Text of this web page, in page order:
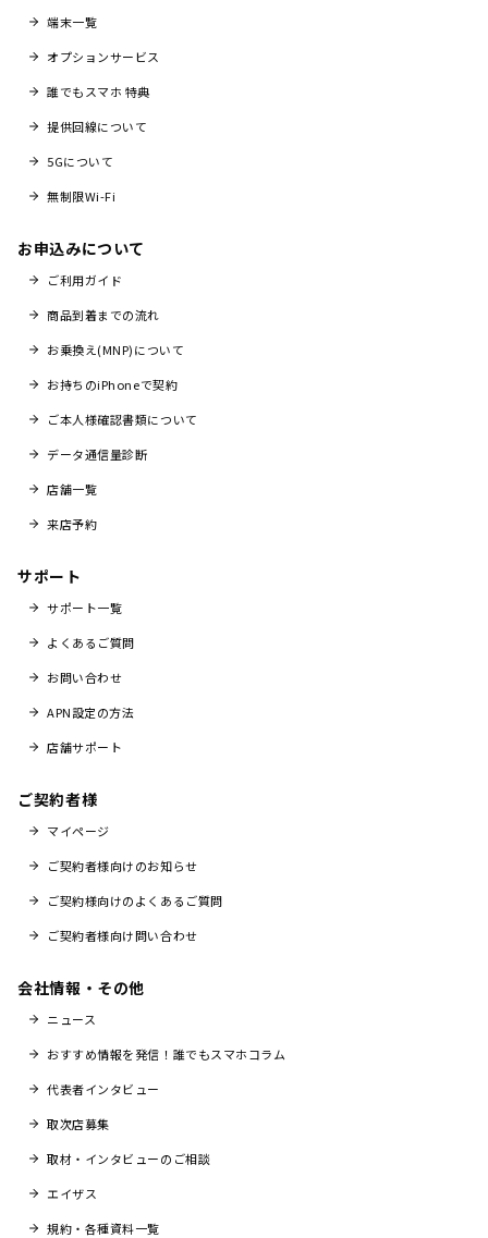
端末一覧
オプションサービス
誰でもスマホ 特典
提供回線について
5Gについて
無制限Wi-Fi
お申込みについて
ご利用ガイド
商品到着までの流れ
お乗換え(MNP)について
お持ちのiPhoneで契約
ご本人様確認書類について
データ通信量診断
店舗一覧
来店予約
サポート
サポート一覧
よくあるご質問
お問い合わせ
APN設定の方法
店舗サポート
ご契約者様
マイページ
ご契約者様向けのお知らせ
ご契約様向けのよくあるご質問
ご契約者様向け問い合わせ
会社情報・その他
ニュース
おすすめ情報を発信！誰でもスマホコラム
代表者インタビュー
取次店募集
取材・インタビューのご相談
エイザス
規約・各種資料一覧